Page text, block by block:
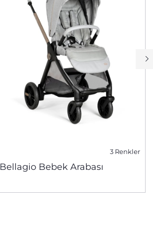
3 Renkler
Bellagio Bebek Arabası